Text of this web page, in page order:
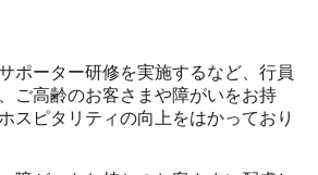
ポーター研修を実施するなど、行員
ご高齢のお客さまや障がいをお持
スピタリティの向上をはかっており